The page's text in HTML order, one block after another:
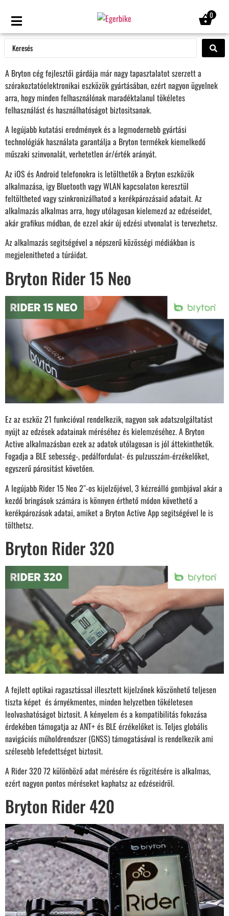
0
A Bryton cég fejlesztői gárdája már nagy tapasztalatot szerzett a
szórakoztatóelektronikai eszközök gyártásában, ezért nagyon ügyelnek
arra, hogy minden felhasználónak maradéktalanul tökéletes
felhasználást és használhatóságot biztositsanak.
A legújabb kutatási eredmények és a legmodernebb gyártási
technológiák használata garantálja a Bryton termékek kiemelkedő
műszaki szinvonalát, verhetetlen ár/érték arányát.
Az iOS és Android telefonokra is letölthetők a Bryton eszközök
alkalmazása, igy Bluetooth vagy WLAN kapcsolaton keresztül
feltöltheted vagy szinkronizálhatod a kerékpározásaid adatait. Az
alkalmazás alkalmas arra, hogy utólagosan kielemezd az edzéseidet,
akár grafikus módban, de ezzel akár új edzési utvonalat is tervezhetsz.
Az alkalmazás segitségével a népszerű közösségi médiákban is
megjelenitheted a túráidat.
Bryton Rider 15 Neo
Ez az eszköz 21 funkcióval rendelkezik, nagyon sok adatszolgáltatást
nyújt az edzések adatainak méréséhez és kielemzéséhez. A Bryton
Active alkalmazásban ezek az adatok utólagosan is jól áttekinthetők.
Fogadja a BLE sebesség-, pedálfordulat- és pulzusszám-érzékelőket,
egyszerű párositást követően.
A legújabb Rider 15 Neo 2″-os kijelzőjével, 3 kézreálló gombjával akár a
kezdő bringások számára is könnyen érthető módon követhető a
kerékpározások adatai, amiket a Bryton Active App segitségével le is
tölthetsz.
Bryton Rider 320
A fejlett optikai ragasztással illesztett kijelzőnek köszönhető teljesen
tiszta képet és árnyékmentes, minden helyzetben tökéletesen
leolvashatóságot biztosit. A kényelem és a kompatibilitás fokozása
érdekében támogatja az ANT+ és BLE érzékelőket is. Teljes globális
navigációs műholdrendszer (GNSS) támogatásával is rendelkezik ami
szélesebb lefedettséget biztosit.
A Rider 320 72 különböző adat mérésére és rögzitésére is alkalmas,
ezért nagyon pontos méréseket kaphatsz az edzéseidröl.
Bryton Rider 420